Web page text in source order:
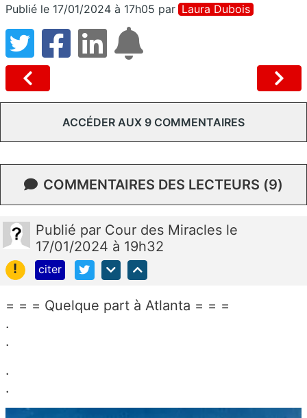
Publié le 17/01/2024 à 17h05 par Laura Dubois
ACCÉDER AUX 9 COMMENTAIRES
COMMENTAIRES DES LECTEURS (9)
Publié par Cour des Miracles le
17/01/2024 à 19h32
!
citer
= = = Quelque part à Atlanta = = =
.
.
.
.